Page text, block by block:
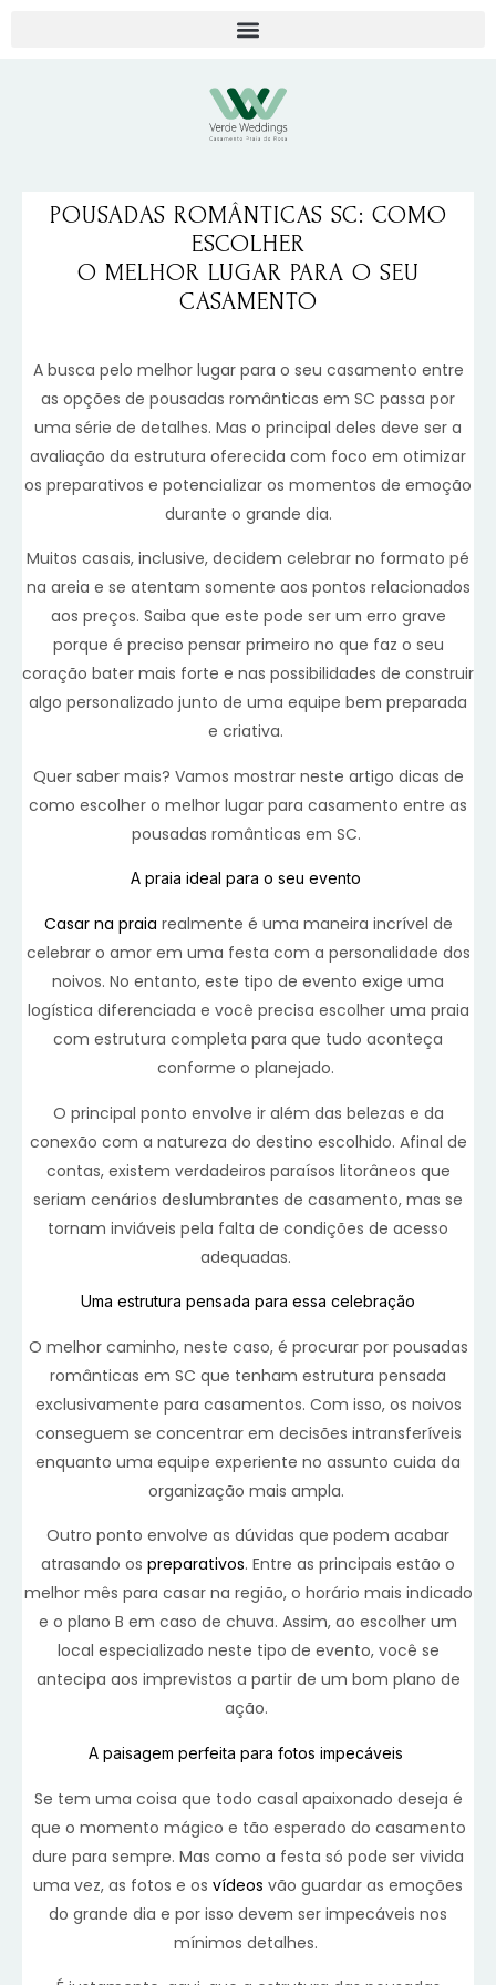
POUSADAS ROMÂNTICAS SC: COMO
ESCOLHER
O MELHOR LUGAR PARA O SEU
CASAMENTO
A busca pelo melhor lugar para o seu casamento entre
as opções de pousadas românticas em SC passa por
uma série de detalhes. Mas o principal deles deve ser a
avaliação da estrutura oferecida com foco em otimizar
os preparativos e potencializar os momentos de emoção
durante o grande dia.
Muitos casais, inclusive, decidem celebrar no formato pé
na areia e se atentam somente aos pontos relacionados
aos preços. Saiba que este pode ser um erro grave
porque é preciso pensar primeiro no que faz o seu
coração bater mais forte e nas possibilidades de construir
algo personalizado junto de uma equipe bem preparada
e criativa.
Quer saber mais? Vamos mostrar neste artigo dicas de
como escolher o melhor lugar para casamento entre as
pousadas românticas em SC.
A praia ideal para o seu evento
Casar na praia realmente é uma maneira incrível de
celebrar o amor em uma festa com a personalidade dos
noivos. No entanto, este tipo de evento exige uma
logística diferenciada e você precisa escolher uma praia
com estrutura completa para que tudo aconteça
conforme o planejado.
O principal ponto envolve ir além das belezas e da
conexão com a natureza do destino escolhido. Afinal de
contas, existem verdadeiros paraísos litorâneos que
seriam cenários deslumbrantes de casamento, mas se
tornam inviáveis pela falta de condições de acesso
adequadas.
Uma estrutura pensada para essa celebração
O melhor caminho, neste caso, é procurar por pousadas
românticas em SC que tenham estrutura pensada
exclusivamente para casamentos. Com isso, os noivos
conseguem se concentrar em decisões intransferíveis
enquanto uma equipe experiente no assunto cuida da
organização mais ampla.
Outro ponto envolve as dúvidas que podem acabar
atrasando os preparativos. Entre as principais estão o
melhor mês para casar na região, o horário mais indicado
e o plano B em caso de chuva. Assim, ao escolher um
local especializado neste tipo de evento, você se
antecipa aos imprevistos a partir de um bom plano de
ação.
A paisagem perfeita para fotos impecáveis
Se tem uma coisa que todo casal apaixonado deseja é
que o momento mágico e tão esperado do casamento
dure para sempre. Mas como a festa só pode ser vivida
uma vez, as fotos e os vídeos vão guardar as emoções
do grande dia e por isso devem ser impecáveis nos
mínimos detalhes.